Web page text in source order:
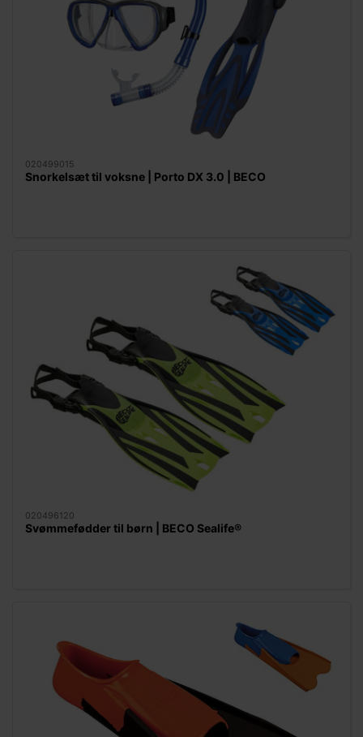
020499015
Snorkelsæt til voksne | Porto DX 3.0 | BECO
020496120
Svømmefødder til børn | BECO Sealife®